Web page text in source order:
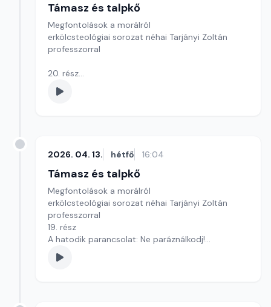
Támasz és talpkő
Megfontolások a morálról
erkölcsteológiai sorozat néhai Tarjányi Zoltán
professzorral
20. rész
A hetedik parancsolat: Ne lopj!
Szerkesztő: Szikora József
2026. 04. 13. hétfő 16:04
Támasz és talpkő
Megfontolások a morálról
erkölcsteológiai sorozat néhai Tarjányi Zoltán
professzorral
19. rész
A hatodik parancsolat: Ne paráználkodj!
Szerkesztő: Szikora József